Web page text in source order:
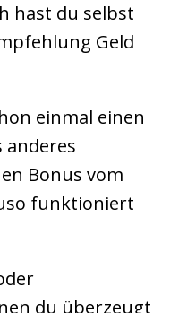
hast du selbst
Geld
einmal einen
anderes
Bonus vom
funktioniert
du überzeugt